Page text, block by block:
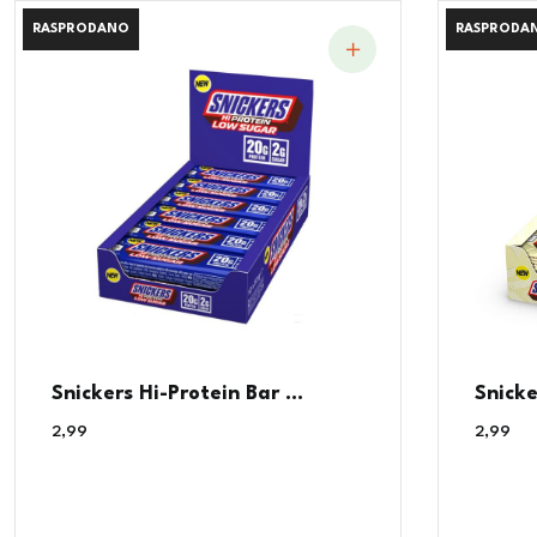
RASPRODANO
RASPRODANO
Snickers Hi-Protein Bar ...
2,99 2,99